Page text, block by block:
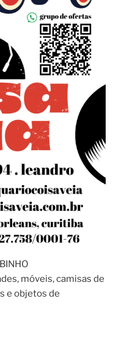
móveis, camisas de
e objetos de